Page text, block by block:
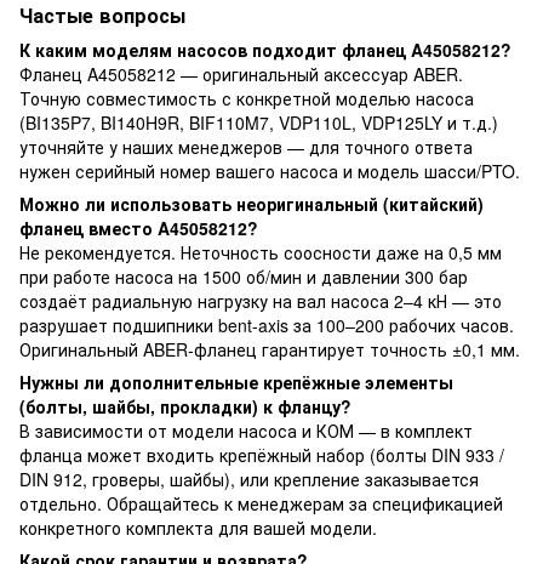
Частые вопросы
К каким моделям насосов подходит фланец A45058212?
Фланец A45058212 — оригинальный аксессуар ABER.
Точную совместимость с конкретной моделью насоса
(BI135P7, BI140H9R, BIF110M7, VDP110L, VDP125LY и т.д.)
уточняйте у наших менеджеров — для точного ответа
нужен серийный номер вашего насоса и модель шасси/PTO.
Можно ли использовать неоригинальный (китайский)
фланец вместо A45058212?
Не рекомендуется. Неточность соосности даже на 0,5 мм
при работе насоса на 1500 об/мин и давлении 300 бар
создаёт радиальную нагрузку на вал насоса 2–4 кН — это
разрушает подшипники bent-axis за 100–200 рабочих часов.
Оригинальный ABER-фланец гарантирует точность ±0,1 мм.
Нужны ли дополнительные крепёжные элементы
(болты, шайбы, прокладки) к фланцу?
В зависимости от модели насоса и КОМ — в комплект
фланца может входить крепёжный набор (болты DIN 933 /
DIN 912, гроверы, шайбы), или крепление заказывается
отдельно. Обращайтесь к менеджерам за спецификацией
конкретного комплекта для вашей модели.